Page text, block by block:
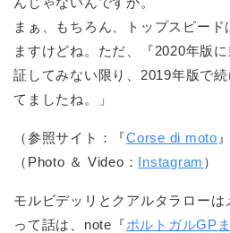
まぁ、もちろん、トップスピー
ますけどね。ただ、『2020年版
証してみない限り、2019年版で
てましたね。」
（参照サイト：『Corse di moto
（Photo ＆ Video： Instagram ）
モルビデッリとクアルタラロー
って話は、note『ポルトガルGP